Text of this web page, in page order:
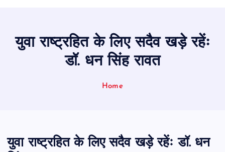
युवा राष्ट्रहित के लिए सदैव खड़े रहेंः
डॉ. धन सिंह रावत
Home
युवा राष्ट्रहित के लिए सदैव खड़े रहेंः डॉ. धन